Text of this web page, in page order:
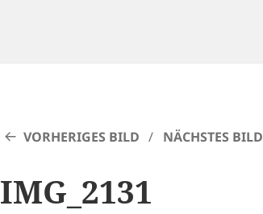
VORHERIGES BILD NÄCHSTES BILD
IMG_2131